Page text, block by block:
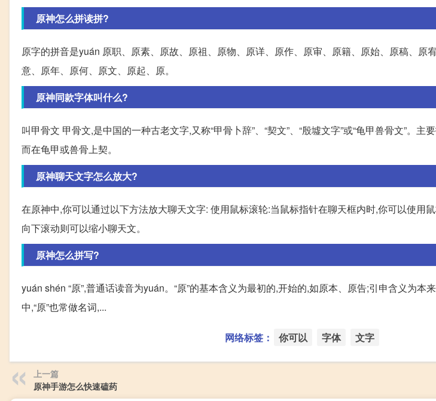
原神怎么拼读拼?
原字的拼音是yuán 原职、原素、原故、原祖、原物、原详、原作、原审、原籍、原始、原稿、原
意、原年、原何、原文、原起、原。
原神同款字体叫什么?
叫甲骨文 甲骨文,是中国的一种古老文字,又称“甲骨卜辞”、“契文”、“殷墟文字”或“龟甲兽骨文”。
而在龟甲或兽骨上契。
原神聊天文字怎么放大?
在原神中,你可以通过以下方法放大聊天文字: 使用鼠标滚轮:当鼠标指针在聊天框内时,你可以使用
向下滚动则可以缩小聊天文。
原神怎么拼写?
yuán shén “原”,普通话读音为yuán。“原”的基本含义为最初的,开始的,如原本、原告;引申含义为本
中,“原”也常做名词,...
网络标签： 你可以 字体 文字
上一篇
原神手游怎么快速磕药